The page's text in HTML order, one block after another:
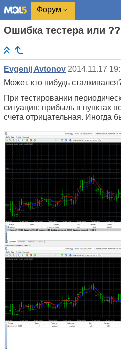
Форум
Ошибка тестера или
Evgenij Avtonov 2014.11.17
Может, кто нибудь
При тестировании
ситуация: прибыль в пунктах
счета отрицательная. Иногда